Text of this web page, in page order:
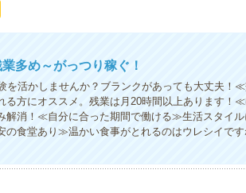
多め～がっつり稼ぐ！
活かしませんか？ブランクがあっても大丈夫！
方にオススメ。残業は月20時間以上あります！
解消！≪自分に合った期間で働ける≫生活スタイル
食堂あり≫温かい食事がとれるのはウレシイです